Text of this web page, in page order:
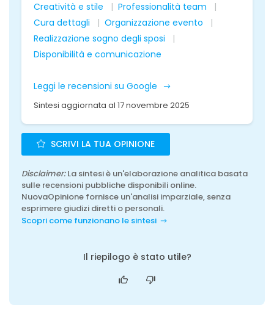
Creatività e stile
Professionalità team
Cura dettagli
Organizzazione evento
Realizzazione sogno degli sposi
Disponibilità e comunicazione
Leggi le recensioni su Google
Sintesi aggiornata al 17 novembre 2025
SCRIVI LA TUA OPINIONE
Disclaimer:La sintesi è un'elaborazione analitica basata
sulle recensioni pubbliche disponibili online.
NuovaOpinione fornisce un'analisi imparziale, senza
esprimere giudizi diretti o personali.
Scopri come funzionano le sintesi
Il riepilogo è stato utile?